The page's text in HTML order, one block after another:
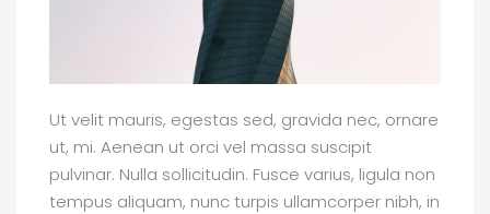
Ut velit mauris, egestas sed, gravida nec, ornare
ut, mi. Aenean ut orci vel massa suscipit
pulvinar. Nulla sollicitudin. Fusce varius, ligula non
tempus aliquam, nunc turpis ullamcorper nibh, in